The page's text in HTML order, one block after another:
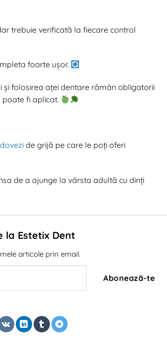
trebuie verificată la fiecare control
foarte ușor.
și folosirea aței dentare rămân obligatorii
poate fi aplicat.
de grijă pe care le poți oferi
de a ajunge la vârsta adultă cu dinți
la Estetix Dent
articole prin email.
Abonează-te